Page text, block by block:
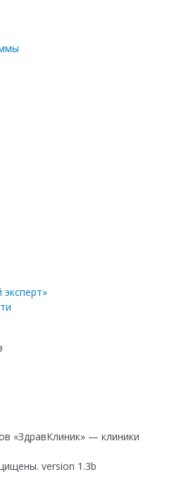
version 1.3b